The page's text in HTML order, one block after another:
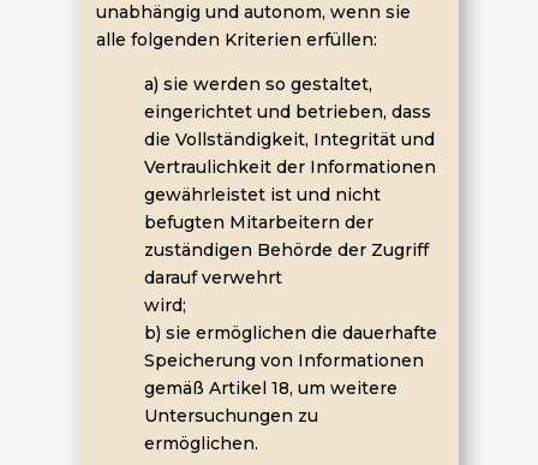
unabhängig und autonom, wenn sie
alle folgenden Kriterien erfüllen:
a) sie werden so gestaltet,
eingerichtet und betrieben, dass
die Vollständigkeit, Integrität und
Vertraulichkeit der Informationen
gewährleistet ist und nicht
befugten Mitarbeitern der
zuständigen Behörde der Zugriff
darauf verwehrt
wird;
b) sie ermöglichen die dauerhafte
Speicherung von Informationen
gemäß Artikel 18, um weitere
Untersuchungen zu
ermöglichen.